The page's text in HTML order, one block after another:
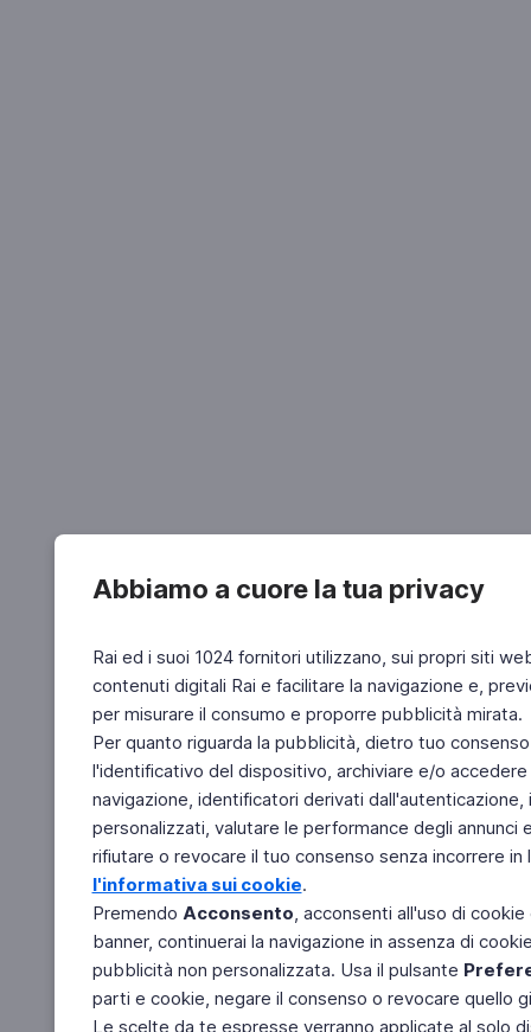
Abbiamo a cuore la tua privacy
Rai ed i suoi 1024 fornitori utilizzano, sui propri siti
contenuti digitali Rai e facilitare la navigazione e,
per misurare il consumo e proporre pubblicità mirata.
Per quanto riguarda la pubblicità, dietro tuo
l'identificativo del dispositivo, archiviare e/o
navigazione, identificatori derivati
personalizzati, valutare le performance degli
rifiutare o revocare il tuo consenso senza incorrere
l'informativa sui cookie.
Premendo Acconsento, acconsenti all'uso di
banner, continuerai la navigazione in assenza di
pubblicità non personalizzata. Usa il pulsante
parti e cookie, negare il consenso o revocare quello
Le scelte da te espresse verranno applicate al solo